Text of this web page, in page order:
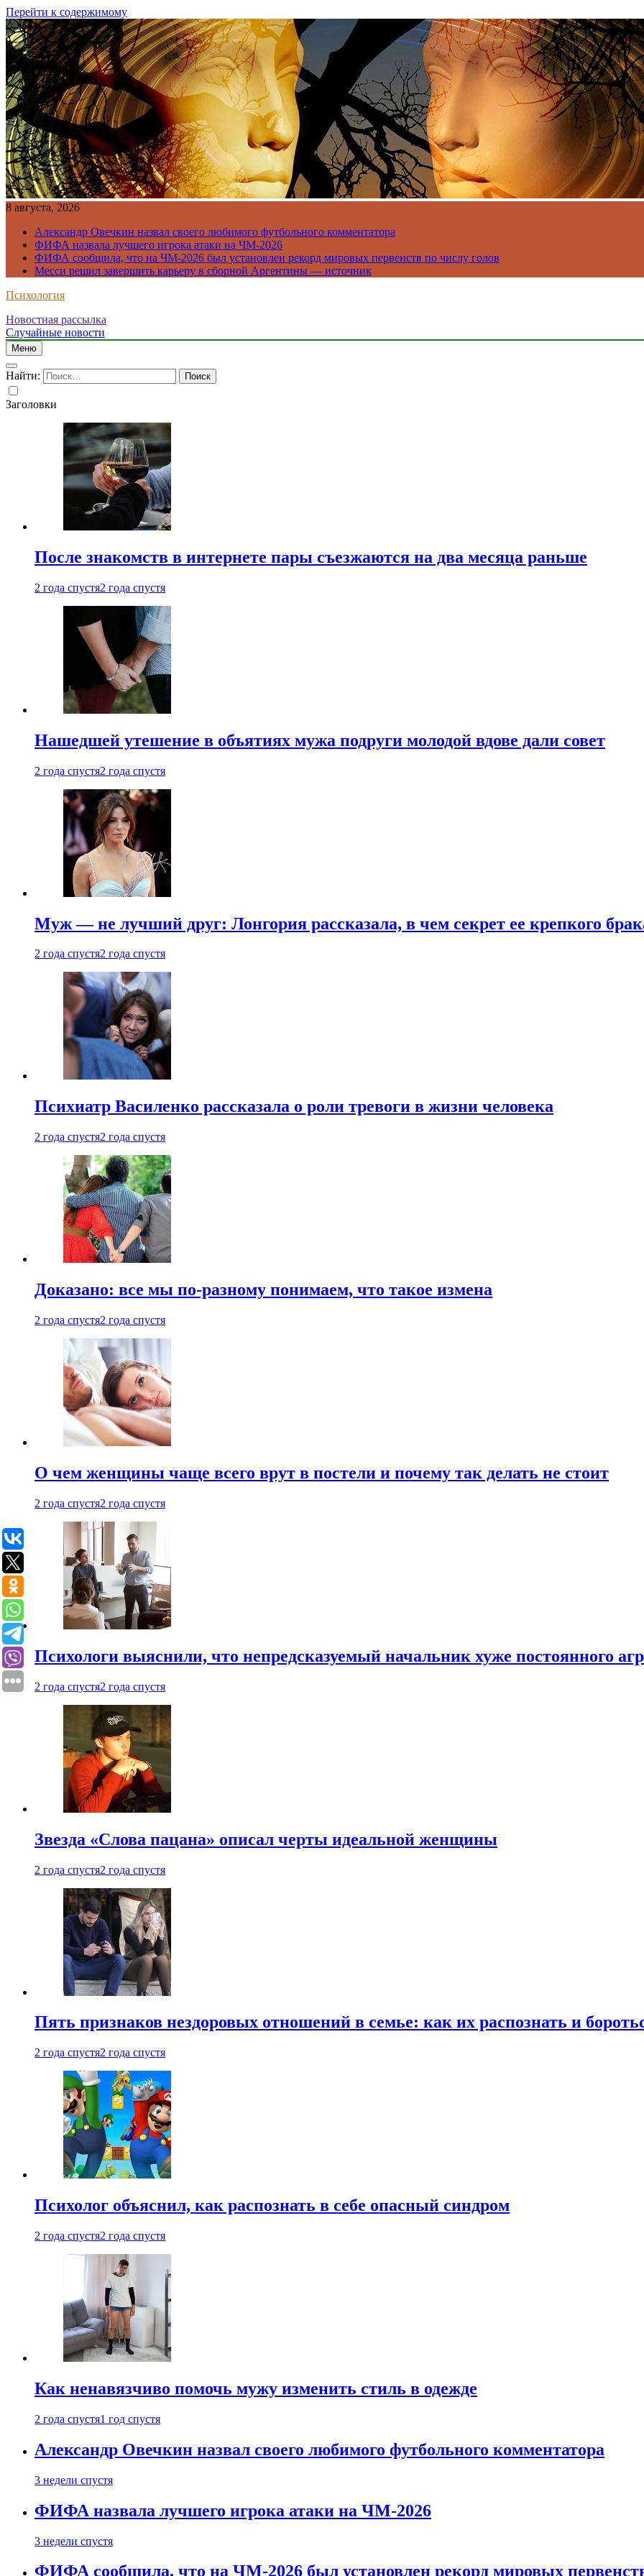
Перейти к содержимому
8 августа, 2026
Александр Овечкин назвал своего любимого футбольного комментатора
ФИФА назвала лучшего игрока атаки на ЧМ-2026
ФИФА сообщила, что на ЧМ-2026 был установлен рекорд мировых первенств по числу голов
Месси решил завершить карьеру в сборной Аргентины — источник
Психология
Новостная рассылка
Случайные новости
Меню
Найти:
Заголовки
После знакомств в интернете пары съезжаются на два месяца раньше
2 года спустя2 года спустя
Нашедшей утешение в объятиях мужа подруги молодой вдове дали совет
2 года спустя2 года спустя
Муж — не лучший друг: Лонгория рассказала, в чем секрет ее крепкого
2 года спустя2 года спустя
Психиатр Василенко рассказала о роли тревоги в жизни человека
2 года спустя2 года спустя
Доказано: все мы по-разному понимаем, что такое измена
2 года спустя2 года спустя
О чем женщины чаще всего врут в постели и почему так делать не стоит
2 года спустя2 года спустя
Психологи выяснили, что непредсказуемый начальник хуже постоянного
2 года спустя2 года спустя
Звезда «Слова пацана» описал черты идеальной женщины
2 года спустя2 года спустя
Пять признаков нездоровых отношений в семье: как их распознать и
2 года спустя2 года спустя
Психолог объяснил, как распознать в себе опасный синдром
2 года спустя2 года спустя
Как ненавязчиво помочь мужу изменить стиль в одежде
2 года спустя1 год спустя
Александр Овечкин назвал своего любимого футбольного комментатора
3 недели спустя
ФИФА назвала лучшего игрока атаки на ЧМ-2026
3 недели спустя
ФИФА сообщила, что на ЧМ-2026 был установлен рекорд мировых